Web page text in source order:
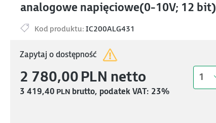
analogowe napięciowe(0-10V; 12 bit)
Kod produktu: IC200ALG431
Zapytaj o dostępność
1
2 780,00 PLN netto
3 419,40 PLN brutto, podatek VAT: 23%